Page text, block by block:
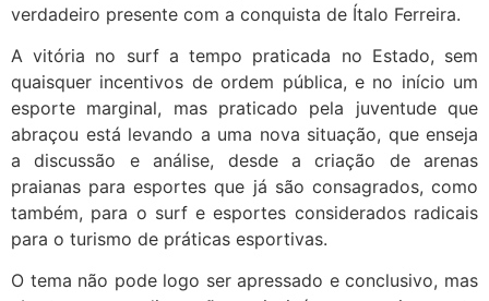
verdadeiro presente com a conquista de Ítalo Ferreira.
A vitória no surf a tempo praticada no Estado, sem
quaisquer incentivos de ordem pública, e no início um
esporte marginal, mas praticado pela juventude que
abraçou está levando a uma nova situação, que enseja
a discussão e análise, desde a criação de arenas
praianas para esportes que já são consagrados, como
também, para o surf e esportes considerados radicais
para o turismo de práticas esportivas.
O tema não pode logo ser apressado e conclusivo, mas